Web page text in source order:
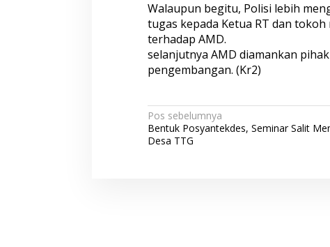
Walaupun begitu, Polisi lebih
tugas kepada Ketua RT dan
terhadap AMD.
selanjutnya AMD diamankan
pengembangan. (Kr2)
N
a
Pos sebelumnya
Bentuk Posyantekdes, Seminar Salit
Desa TTG